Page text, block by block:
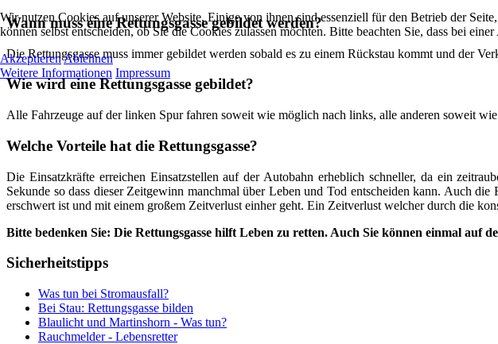
Wann muss eine Rettungsgasse gebildet werden?
Die Rettungsgasse muss immer gebildet werden sobald es zu einem Rückstau kommt und der
Wie wird eine Rettungsgasse gebildet?
Alle Fahrzeuge auf der linken Spur fahren soweit wie möglich nach links, alle anderen soweit
Welche Vorteile hat die Rettungsgasse?
Die Einsatzkräfte erreichen Einsatzstellen auf der Autobahn erheblich schneller, da ein
Sekunde so dass dieser Zeitgewinn manchmal über Leben und Tod entscheiden kann. Auch
erschwert ist und mit einem großem Zeitverlust einher geht. Ein Zeitverlust welcher durch die
Bitte bedenken Sie: Die Rettungsgasse hilft Leben zu retten. Auch Sie können einmal auf
Sicherheitstipps
Was tun bei Stromausfall?
Bei Stau: Rettungsgasse bilden
Blaulicht und Martinshorn - Was tun?
Rauchmelder - Lebensretter
Wir nutzen Cookies auf unserer Website. Einige von ihnen sind essenziell für den Betrieb der
können selbst entscheiden, ob Sie die Cookies zulassen möchten. Bitte beachten Sie, dass bei
AkzeptierenAblehnen
Weitere Informationen Impressum